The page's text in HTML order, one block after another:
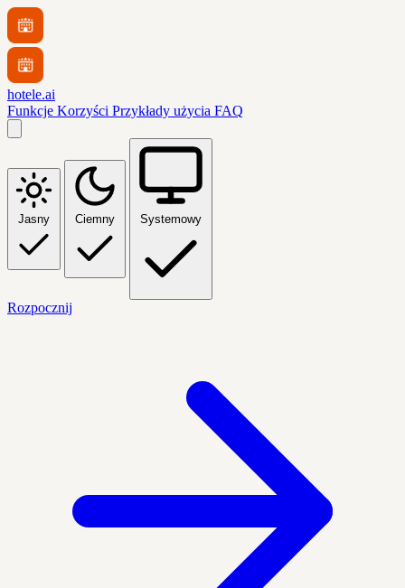
hotele.ai
Funkcje Korzyści Przykłady użycia FAQ
Jasny Ciemny Systemowy
Rozpocznij